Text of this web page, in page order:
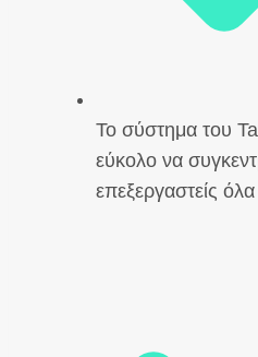
Το σύστημα του
εύκολο να
επεξεργαστείς